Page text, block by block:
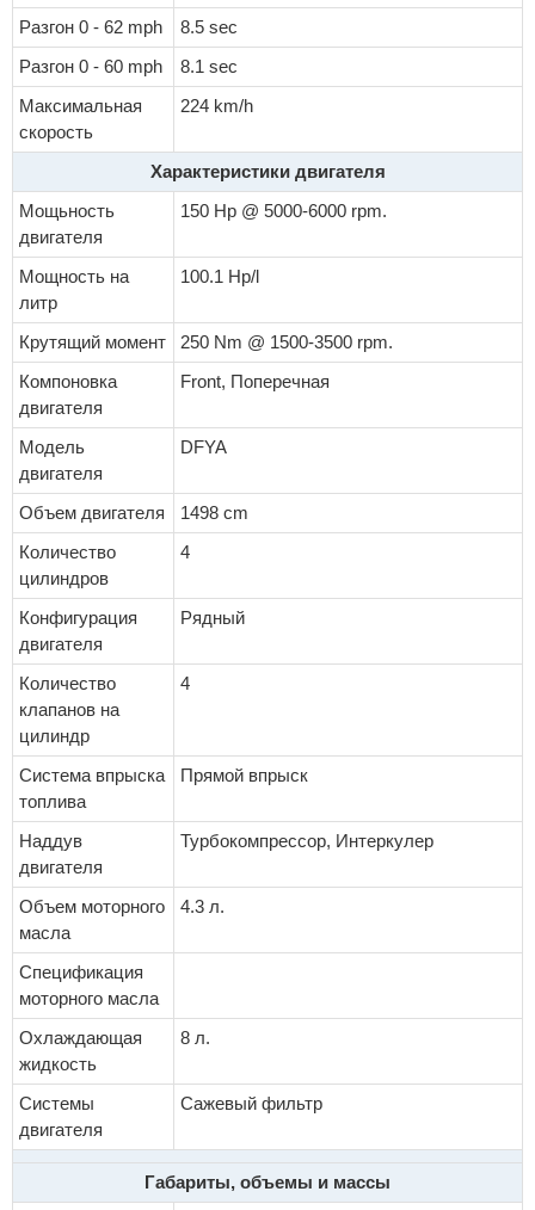
Разгон 0 - 62 mph
8.5 sec
Разгон 0 - 60 mph
8.1 sec
Максимальная
скорость
224 km/h
Характеристики двигателя
Мощьность
двигателя
150 Hp @ 5000-6000 rpm.
Мощность на
литр
100.1 Hp/l
Крутящий момент
250 Nm @ 1500-3500 rpm.
Компоновка
двигателя
Front, Поперечная
Модель
двигателя
DFYA
Объем двигателя
1498 cm
Количество
цилиндров
4
Конфигурация
двигателя
Рядный
Количество
клапанов на
цилиндр
4
Система впрыска
топлива
Прямой впрыск
Наддув
двигателя
Турбокомпрессор, Интеркулер
Объем моторного
масла
4.3 л.
Спецификация
моторного масла
Охлаждающая
жидкость
8 л.
Системы
двигателя
Сажевый фильтр
Габариты, объемы и массы